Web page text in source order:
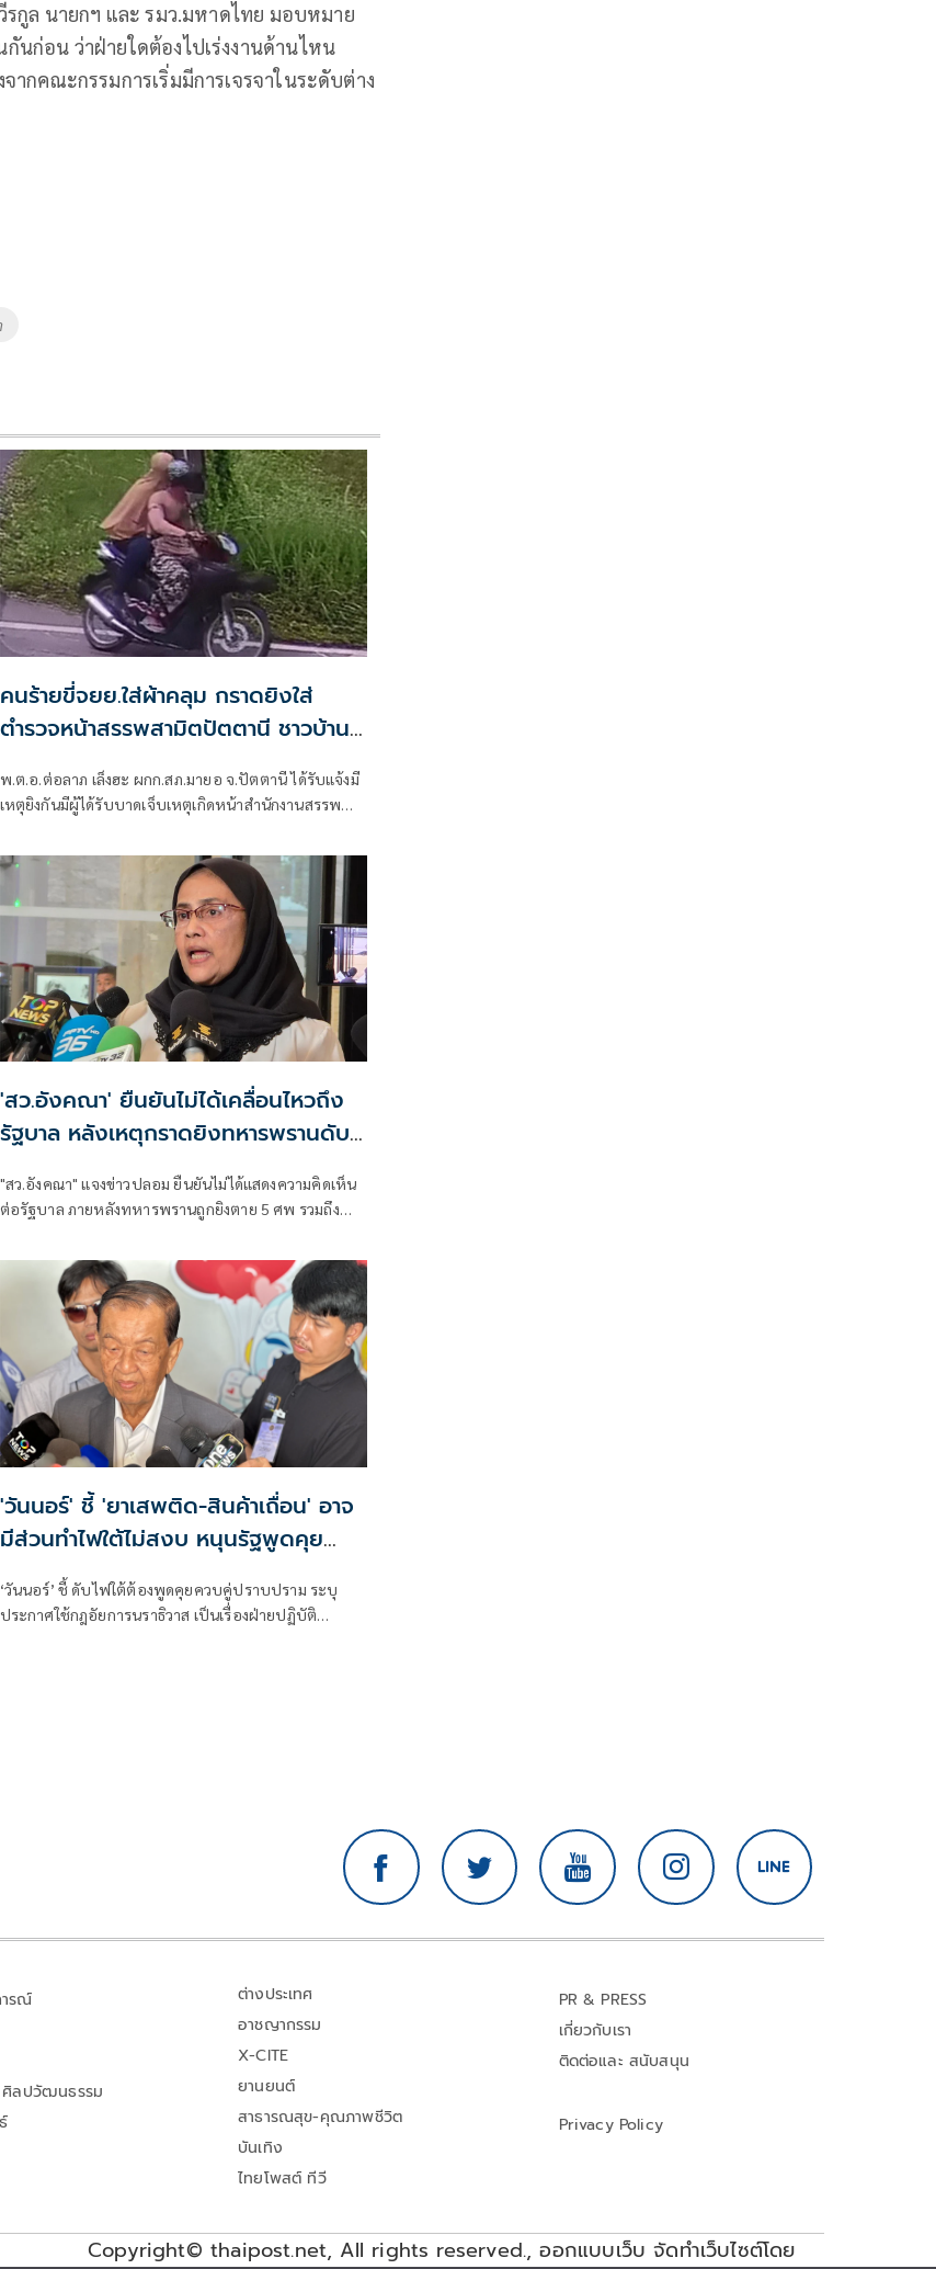
กูล นายกฯ และ รมว.มหาดไทย มอบหมาย
นก่อน ว่าฝ่ายใดต้องไปเร่งงานด้านไหน
กคณะกรรมการเริ่มมีการเจรจาในระดับต่าง
คนร้ายขี่จยย.ใส่ผ้าคลุม กราดยิงใส่
ตำรวจหน้าสรรพสามิตปัตตานี ชาวบ้าน
พ.ต.อ.ต่อลาภ เล็งฮะ ผกก.สภ.มายอ จ.ปัตตานี ได้รับแจ้งมี
เหตุยิงกันมีผู้ได้รับบาดเจ็บเหตุเกิดหน้าสำนักงานสรรพ
ถนนสายนราธิวาส - ปัตตานี หลังได้รับแจ้งจึงรายงานให้ผู้
บังคับบัญชาทราบพร้อมนำกำลังไปที่เกิดเหตุ
'สว.อังคณา' ยืนยันไม่ได้เคลื่อนไหวถึง
รัฐบาล หลังเหตุกราดยิงทหารพรานดับ
"สว.อังคณา" แจงข่าวปลอม ยืนยันไม่ได้แสดงความคิดเห็น
ต่อรัฐบาล ภายหลังทหารพรานถูกยิงตาย 5 ศพ รวมถึง
การใช้กฎอัยการศึกในการตรวจค้น
'วันนอร์' ชี้ 'ยาเสพติด-สินค้าเถื่อน' อาจ
มีส่วนทำไฟใต้ไม่สงบ หนุนรัฐพูดคุย
ควบคู่ปราบปราม
‘วันนอร์’ ชี้ ดับไฟใต้ต้องพูดคุยควบคู่ปราบปราม ระบุ
ประกาศใช้กฎอัยการนราธิวาส ​เป็นเรื่องฝ่ายปฏิบัติ
รณ์
ลปวัฒนธรรม
ต่างประเทศ
อาชญากรรม
X-CITE
ยานยนต์
สาธารณสุข-คุณภาพชีวิต
บันเทิง
ไทยโพสต์ ทีวี
PR & PRESS
เกี่ยวกับเรา
ติดต่อและ สนับสนุน
Privacy Policy
Copyright© thaipost.net, All rights reserved.,ออกแบบเว็บ จัดทำเว็บไซต์โดย